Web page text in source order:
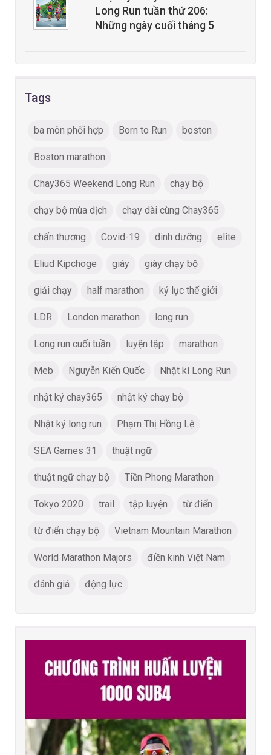
Long Run tuần thứ 206:
Những ngày cuối tháng 5
Tags
ba môn phối hợp Born to Run boston
Boston marathon
Chay365 Weekend Long Run chạy bộ
chạy bộ mùa dịch chạy dài cùng Chay365
chấn thương Covid-19 dinh dưỡng elite
Eliud Kipchoge giày giày chạy bộ
giải chạy half marathon kỷ lục thế giới
LDR London marathon long run
Long run cuối tuần luyện tập marathon
Meb Nguyễn Kiến Quốc Nhật kí Long Run
nhật ký chay365 nhật ký chạy bộ
Nhật ký long run Phạm Thị Hồng Lệ
SEA Games 31 thuật ngữ
thuật ngữ chạy bộ Tiền Phong Marathon
Tokyo 2020 trail tập luyện từ điển
từ điển chạy bộ Vietnam Mountain Marathon
World Marathon Majors điền kinh Việt Nam
đánh giá động lực